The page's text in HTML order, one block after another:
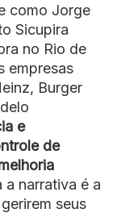
como Jorge
Sicupira
no Rio de
empresas
Burger
e
de
a narrativa é a
seus